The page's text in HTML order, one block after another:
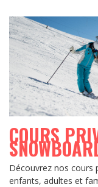
COURS
Découvrez nos cours
enfants, adultes et